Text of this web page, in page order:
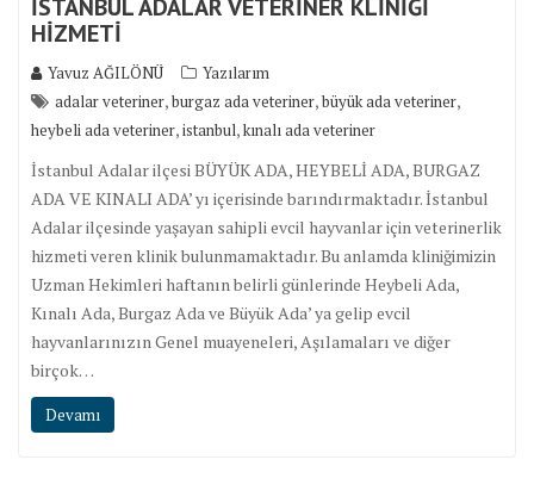
İSTANBUL ADALAR VETERİNER KLİNİĞİ
HİZMETİ
Yavuz AĞILÖNÜ
Yazılarım
adalar veteriner,burgaz ada veteriner,büyük ada veteriner,
heybeli ada veteriner,istanbul,kınalı ada veteriner
İstanbul Adalar ilçesi BÜYÜK ADA, HEYBELİ ADA, BURGAZ
ADA VE KINALI ADA’ yı içerisinde barındırmaktadır. İstanbul
Adalar ilçesinde yaşayan sahipli evcil hayvanlar için veterinerlik
hizmeti veren klinik bulunmamaktadır. Bu anlamda kliniğimizin
Uzman Hekimleri haftanın belirli günlerinde Heybeli Ada,
Kınalı Ada, Burgaz Ada ve Büyük Ada’ ya gelip evcil
hayvanlarınızın Genel muayeneleri, Aşılamaları ve diğer
birçok…
Devamı